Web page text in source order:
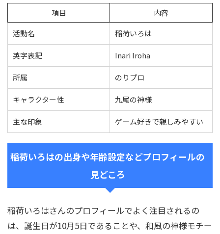
項目
内容
活動名
稲荷いろは
英字表記 Inari Iroha
所属 のりプロ
キャラクター性 九尾の神様
主な印象 ゲーム好きで親しみやすい
稲荷いろはの出身や年齢設定などプロフィールの
見どころ
稲荷いろはさんのプロフィールでよく注目されるの
は、誕生日が10月5日であることや、和風の神様モチー